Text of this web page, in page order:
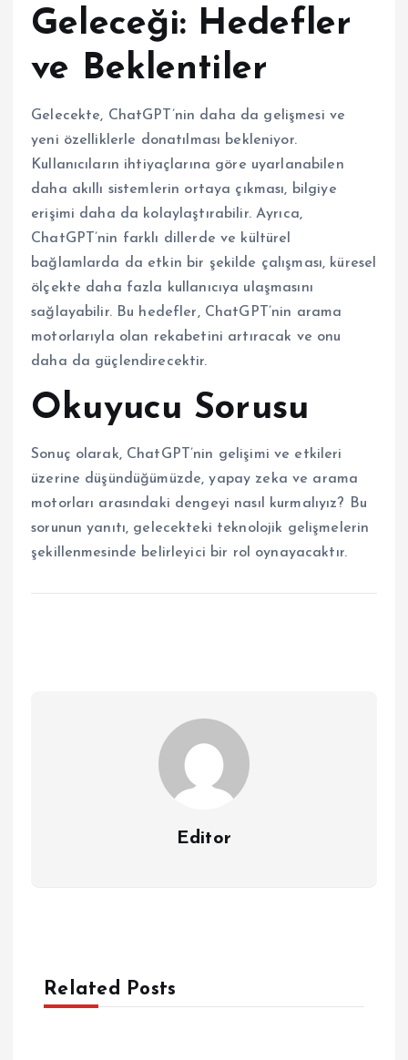
Geleceği: Hedefler
ve Beklentiler
Gelecekte, ChatGPT’nin daha da gelişmesi ve
yeni özelliklerle donatılması bekleniyor.
Kullanıcıların ihtiyaçlarına göre uyarlanabilen
daha akıllı sistemlerin ortaya çıkması, bilgiye
erişimi daha da kolaylaştırabilir. Ayrıca,
ChatGPT’nin farklı dillerde ve kültürel
bağlamlarda da etkin bir şekilde çalışması, küresel
ölçekte daha fazla kullanıcıya ulaşmasını
sağlayabilir. Bu hedefler, ChatGPT’nin arama
motorlarıyla olan rekabetini artıracak ve onu
daha da güçlendirecektir.
Okuyucu Sorusu
Sonuç olarak, ChatGPT’nin gelişimi ve etkileri
üzerine düşündüğümüzde, yapay zeka ve arama
motorları arasındaki dengeyi nasıl kurmalıyız? Bu
sorunun yanıtı, gelecekteki teknolojik gelişmelerin
şekillenmesinde belirleyici bir rol oynayacaktır.
Editor
Related Posts